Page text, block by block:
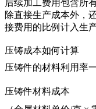
后续加工费用包含所
除直接生产成本外，
接费用的比例计入生
压铸成本如何计算
压铸件的材料利用率
压铸件材料成本